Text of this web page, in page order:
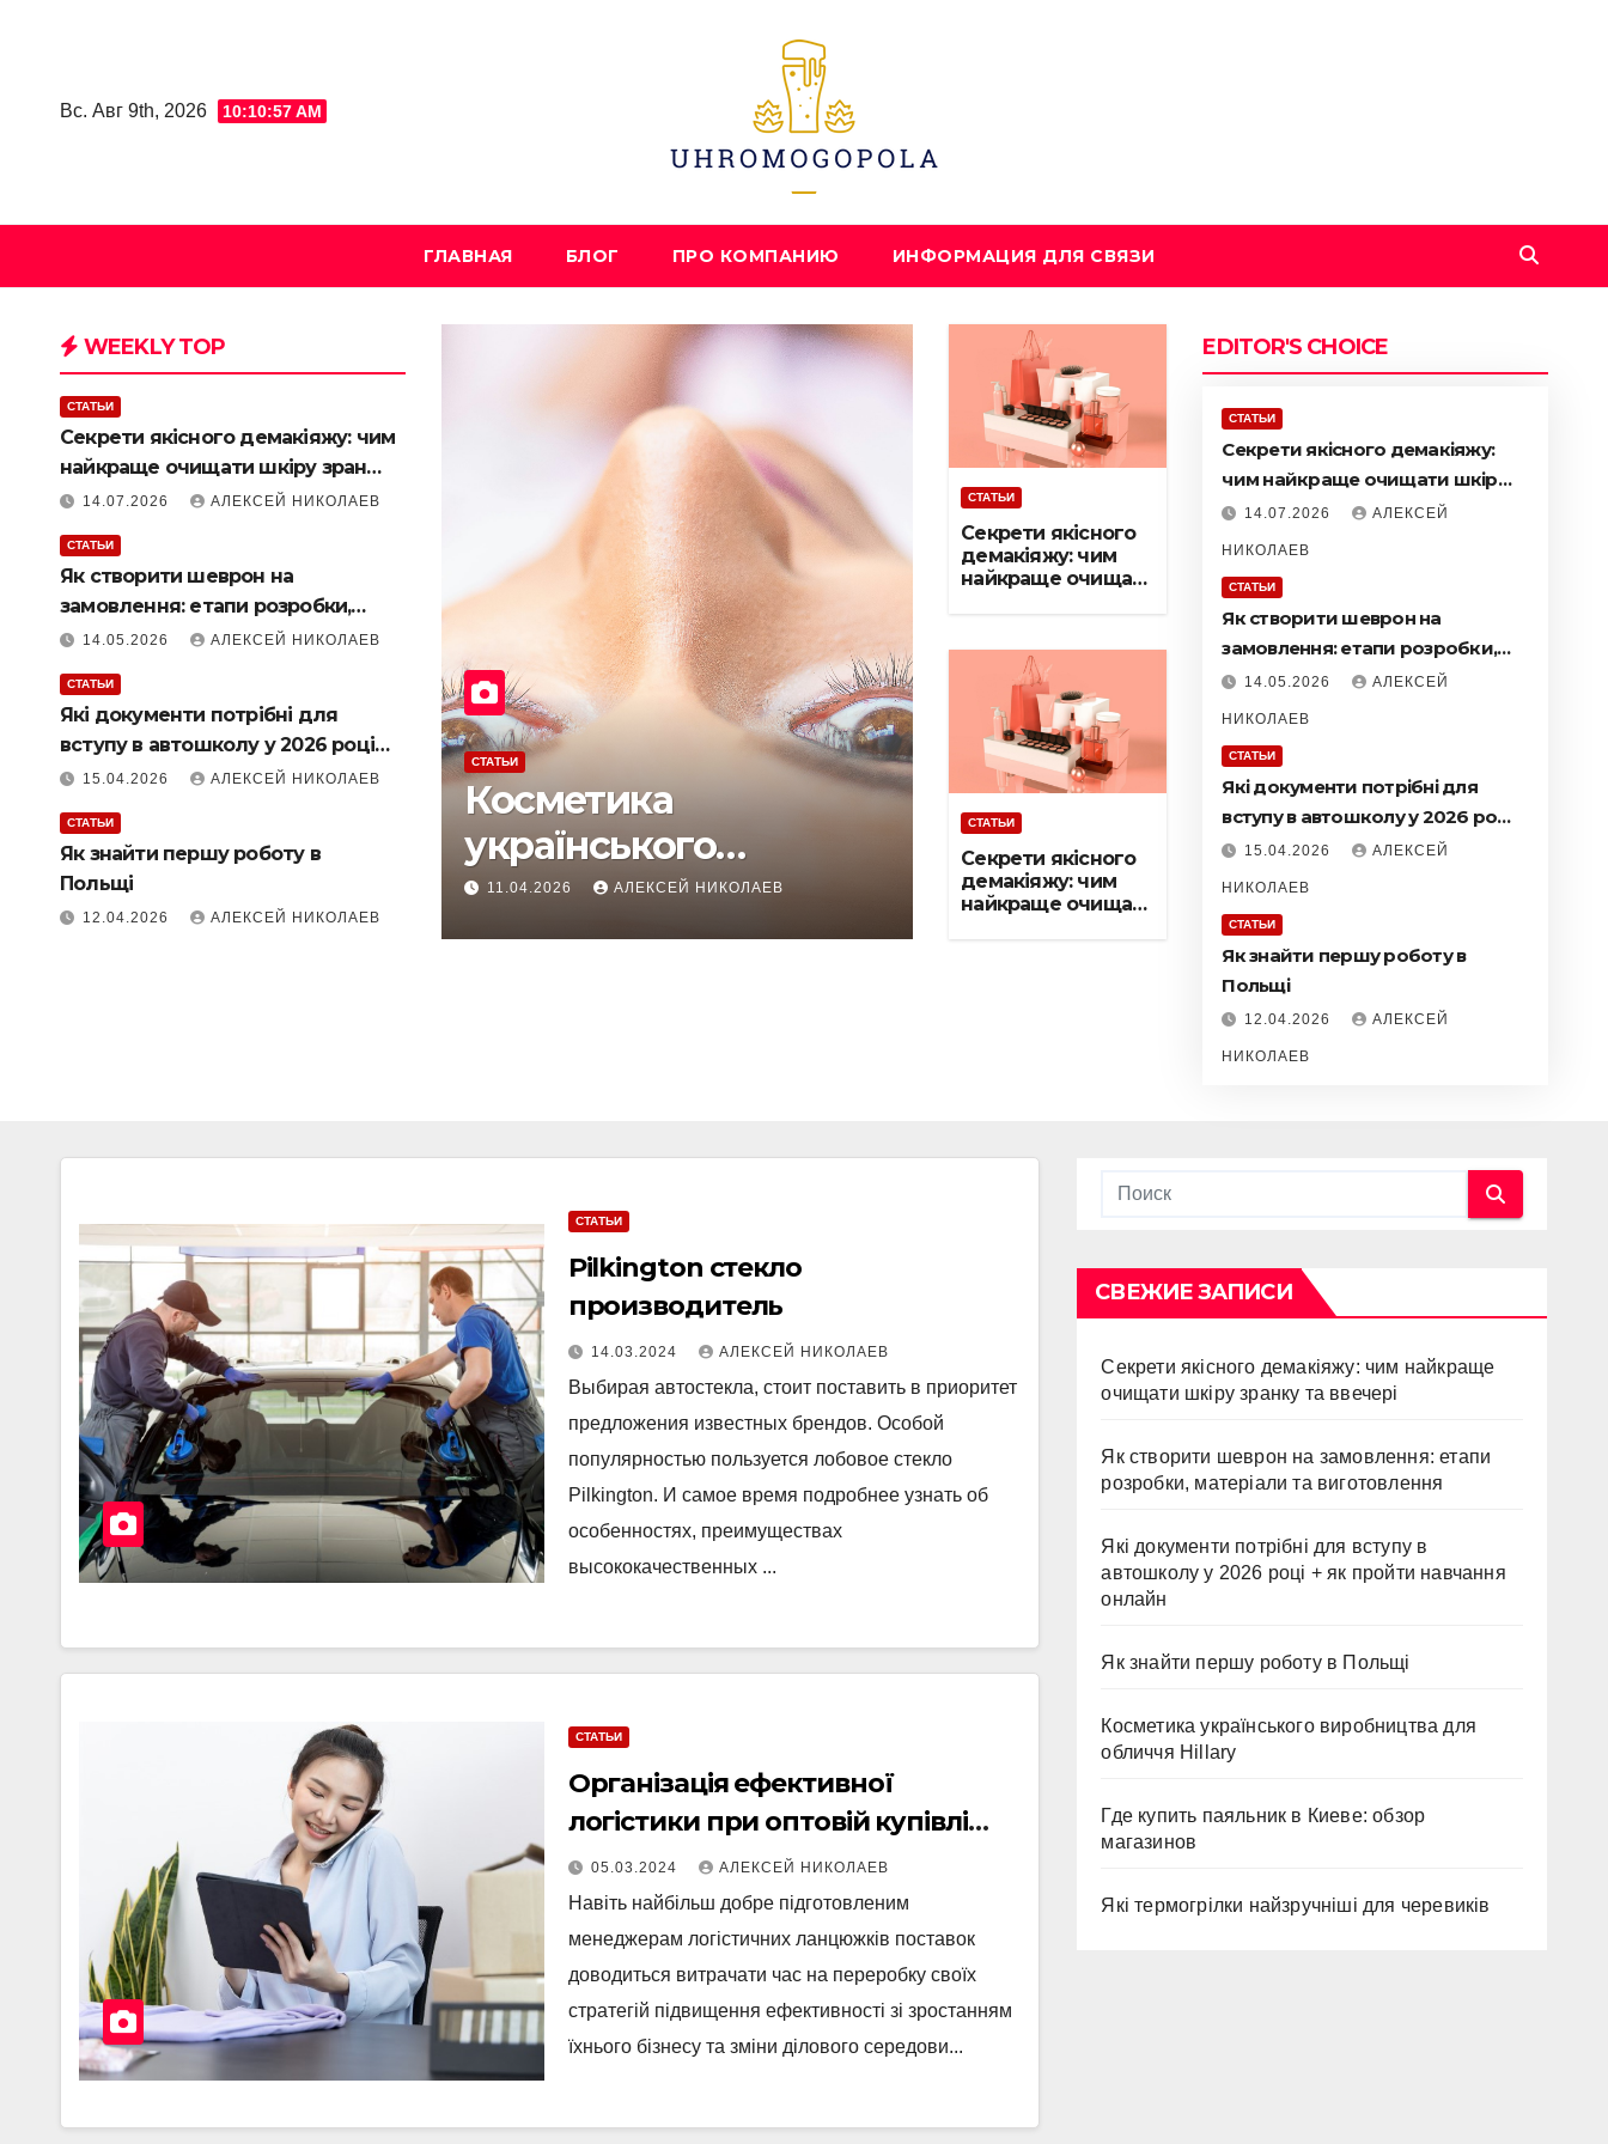
Вс. Авг 9th, 2026
10:10:57 AM
ГЛАВНАЯ БЛОГ ПРО КОМПАНИЮ ИНФОРМАЦИЯ ДЛЯ СВЯЗИ
WEEKLY TOP
СТАТЬИ
Секрети якісного демакіяжу: чим
найкраще очищати шкіру зранку
та ввечері
14.07.2026 АЛЕКСЕЙ НИКОЛАЕВ
СТАТЬИ
Як створити шеврон на
замовлення: етапи розробки,
матеріали та виготовлення
14.05.2026 АЛЕКСЕЙ НИКОЛАЕВ
СТАТЬИ
Які документи потрібні для
вступу в автошколу у 2026 році +
як пройти навчання онлайн
15.04.2026 АЛЕКСЕЙ НИКОЛАЕВ
СТАТЬИ
Як знайти першу роботу в
Польщі
12.04.2026 АЛЕКСЕЙ НИКОЛАЕВ
Як знайти першу
роботу в Польщі
Косметика
українського
виробництва для
обличчя Hillary
11.04.2026 АЛЕКСЕЙ НИКОЛАЕВ
СТАТЬИ
Секрети якісного
демакіяжу: чим
найкраще очищати
СТАТЬИ
Секрети якісного
демакіяжу: чим
найкраще очищати
EDITOR'S CHOICE
СТАТЬИ
Секрети якісного демакіяжу:
чим найкраще очищати шкіру
зранку та ввечері
14.07.2026 АЛЕКСЕЙ
НИКОЛАЕВ
СТАТЬИ
Як створити шеврон на
замовлення: етапи розробки,
матеріали та виготовлення
14.05.2026 АЛЕКСЕЙ
НИКОЛАЕВ
СТАТЬИ
Які документи потрібні для
вступу в автошколу у 2026 році
+ як пройти навчання онлайн
15.04.2026 АЛЕКСЕЙ
НИКОЛАЕВ
СТАТЬИ
Як знайти першу роботу в
Польщі
12.04.2026 АЛЕКСЕЙ
НИКОЛАЕВ
СТАТЬИ
Pilkington стекло
производитель
14.03.2024 АЛЕКСЕЙ НИКОЛАЕВ
Выбирая автостекла, стоит поставить в приоритет
предложения известных брендов. Особой
популярностью пользуется лобовое стекло
Pilkington. И самое время подробнее узнать об
особенностях, преимуществах
высококачественных ...
СТАТЬИ
Організація ефективної
логістики при оптовій купівлі
дитячого одягу
05.03.2024 АЛЕКСЕЙ НИКОЛАЕВ
Навіть найбільш добре підготовленим
менеджерам логістичних ланцюжків поставок
доводиться витрачати час на переробку своїх
стратегій підвищення ефективності зі зростанням
їхнього бізнесу та зміни ділового середови...
СВЕЖИЕ ЗАПИСИ
Секрети якісного демакіяжу: чим найкраще
очищати шкіру зранку та ввечері
Як створити шеврон на замовлення: етапи
розробки, матеріали та виготовлення
Які документи потрібні для вступу в
автошколу у 2026 році + як пройти навчання
онлайн
Як знайти першу роботу в Польщі
Косметика українського виробництва для
обличчя Hillary
Где купить паяльник в Киеве: обзор
магазинов
Які термогрілки найзручніші для черевиків